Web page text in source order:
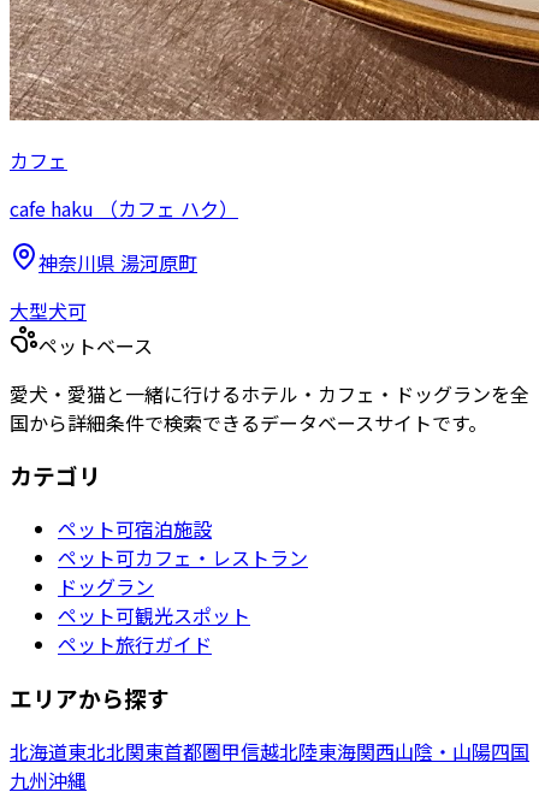
カフェ
cafe haku （カフェ ハク）
神奈川県 湯河原町
大型犬可
ペットベース
愛犬・愛猫と一緒に行けるホテル・カフェ・ドッグランを全
国から詳細条件で検索できるデータベースサイトです。
カテゴリ
ペット可宿泊施設
ペット可カフェ・レストラン
ドッグラン
ペット可観光スポット
ペット旅行ガイド
エリアから探す
北海道東北北関東首都圏甲信越北陸東海関西山陰・山陽四国
九州沖縄